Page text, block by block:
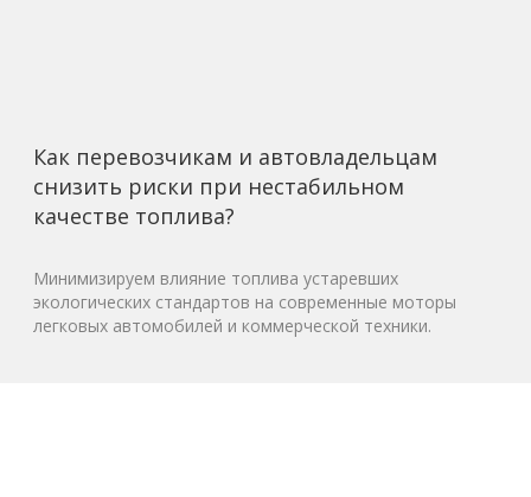
Как перевозчикам и автовладельцам
снизить риски при нестабильном
качестве топлива?
Минимизируем влияние топлива устаревших
экологических стандартов на современные моторы
легковых автомобилей и коммерческой техники.